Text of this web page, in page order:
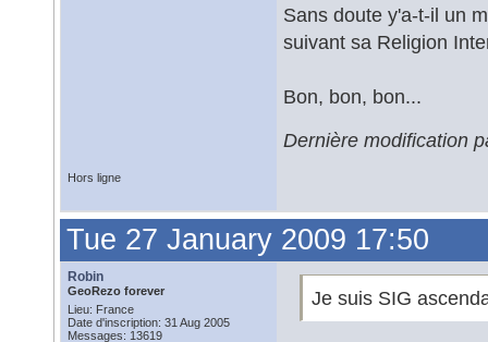
Sans doute y'a-t-il un
suivant sa Religion
Bon, bon, bon...
Dernière modification
Hors ligne
Tue 27 January 2009 17:50
Robin
GeoRezo forever
Lieu: France
Date d'inscription: 31 Aug 2005
Messages: 13619
Je suis SIG